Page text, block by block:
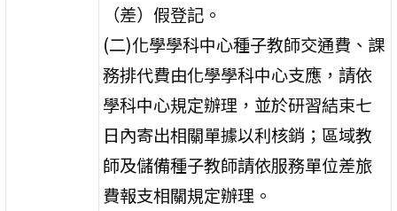
（差）假登記。
(二)化學學科中心種子教師交通費、課
務排代費由化學學科中心支應，請依
學科中心規定辦理，並於研習結束七
日內寄出相關單據以利核銷；區域教
師及儲備種子教師請依服務單位差旅
費報支相關規定辦理。